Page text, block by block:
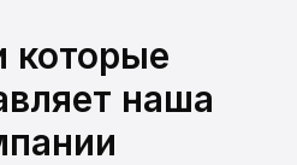
которые
наша